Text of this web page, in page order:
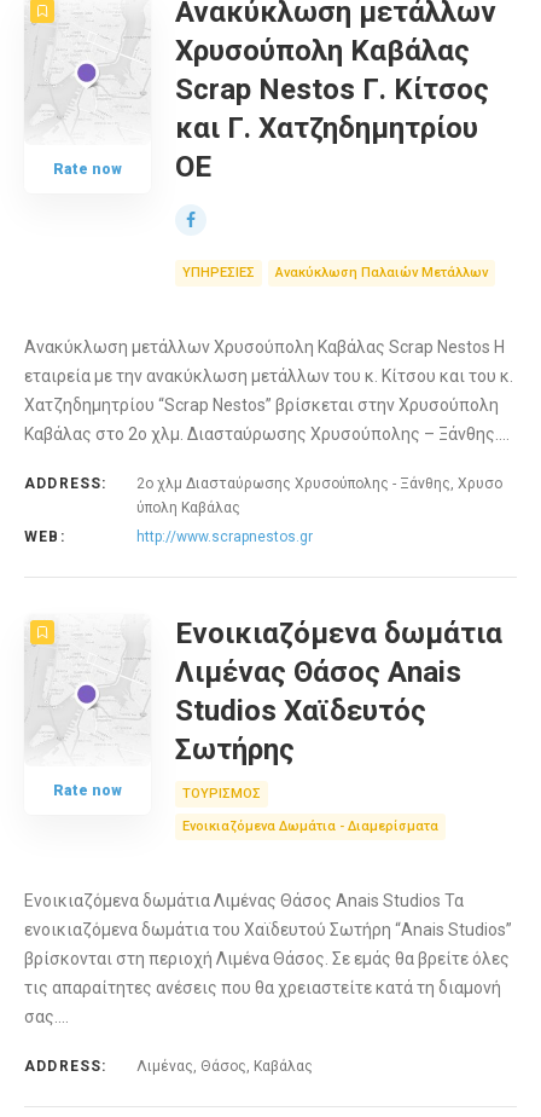
Rate now
Ανακύκλωση μετάλλων
Χρυσούπολη Καβάλας
Scrap Nestos Γ. Κίτσος
και Γ. Χατζηδημητρίου
ΟΕ
ΥΠΗΡΕΣΙΕΣ Ανακύκλωση Παλαιών Μετάλλων
Ανακύκλωση μετάλλων Χρυσούπολη Καβάλας Scrap Nestos Η
εταιρεία με την ανακύκλωση μετάλλων του κ. Κίτσου και του κ.
Χατζηδημητρίου “Scrap Nestos” βρίσκεται στην Χρυσούπολη
Καβάλας στο 2ο χλμ. Διασταύρωσης Χρυσούπολης – Ξάνθης.…
ADDRESS:
2ο χλμ Διασταύρωσης Χρυσούπολης - Ξάνθης, Χρυσο
ύπολη Καβάλας
WEB:
http://www.scrapnestos.gr
Rate now
Ενοικιαζόμενα δωμάτια
Λιμένας Θάσος Anais
Studios Χαϊδευτός
Σωτήρης
ΤΟΥΡΙΣΜΟΣ
Ενοικιαζόμενα Δωμάτια - Διαμερίσματα
Ενοικιαζόμενα δωμάτια Λιμένας Θάσος Anais Studios Τα
ενοικιαζόμενα δωμάτια του Χαϊδευτού Σωτήρη “Anais Studios”
βρίσκονται στη περιοχή Λιμένα Θάσος. Σε εμάς θα βρείτε όλες
τις απαραίτητες ανέσεις που θα χρειαστείτε κατά τη διαμονή
σας.…
ADDRESS: Λιμένας, Θάσος, Καβάλας